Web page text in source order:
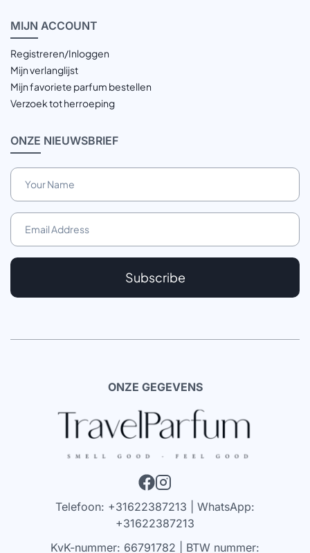
MIJN ACCOUNT
Registreren/Inloggen
Mijn verlanglijst
Mijn favoriete parfum bestellen
Verzoek tot herroeping
ONZE NIEUWSBRIEF
Subscribe
ONZE GEGEVENS
Telefoon: +31622387213 | WhatsApp:
+31622387213
KvK-nummer: 66791782 | BTW nummer: